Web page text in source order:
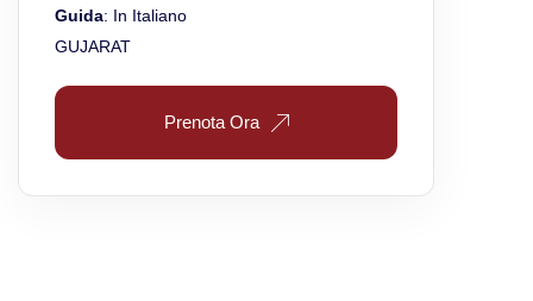
Guida: In Italiano
GUJARAT
Prenota Ora